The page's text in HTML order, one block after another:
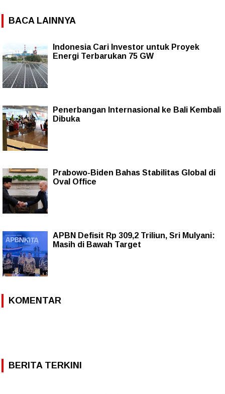
BACA LAINNYA
Indonesia Cari Investor untuk Proyek
Energi Terbarukan 75 GW
Penerbangan Internasional ke Bali Kembali
Dibuka
Prabowo-Biden Bahas Stabilitas Global di
Oval Office
APBN Defisit Rp 309,2 Triliun, Sri Mulyani:
Masih di Bawah Target
KOMENTAR
BERITA TERKINI